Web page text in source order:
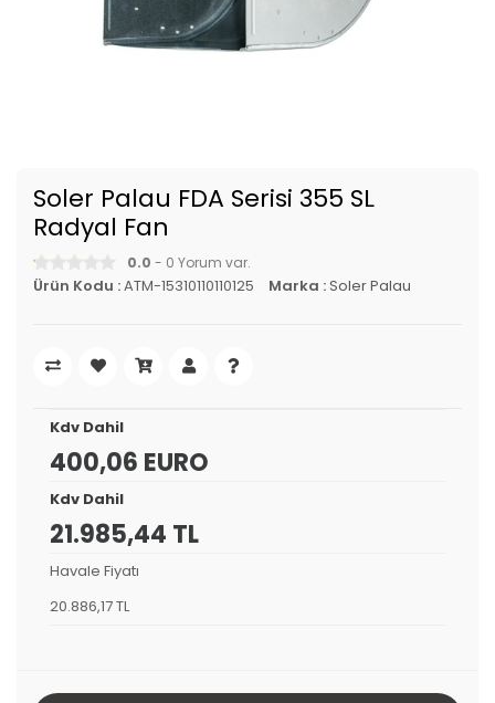
Soler Palau FDA Serisi 355 SL
Radyal Fan
0.0 - 0 Yorum var.
Ürün Kodu :ATM-15310110110125 Marka :Soler Palau
Kdv Dahil
400,06 EURO
Kdv Dahil
21.985,44 TL
Havale Fiyatı
20.886,17 TL